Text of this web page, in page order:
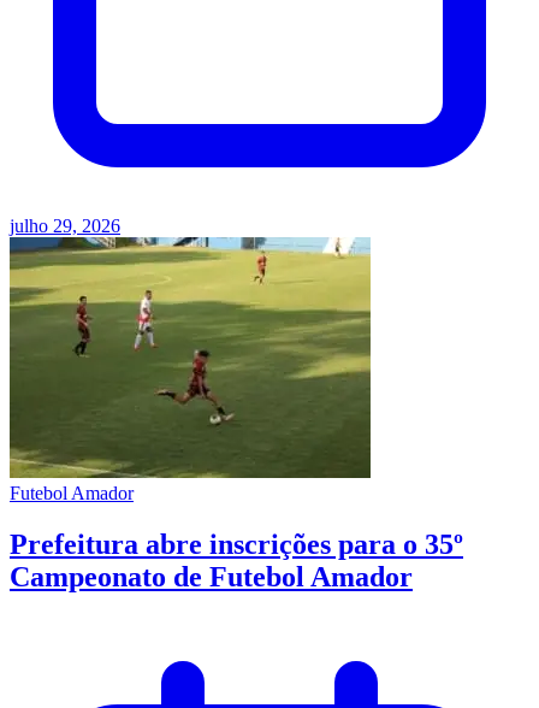
julho 29, 2026
Futebol Amador
Prefeitura abre inscrições para o 35º
Campeonato de Futebol Amador